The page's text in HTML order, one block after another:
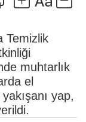
Temizlik
muhtarlık
el
yap,